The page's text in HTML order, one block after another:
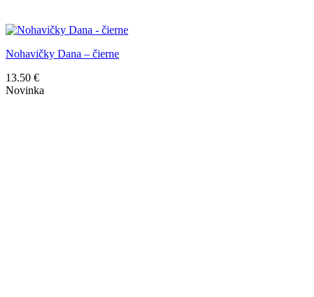
Nohavičky Dana – čierne
13.50 €
Novinka